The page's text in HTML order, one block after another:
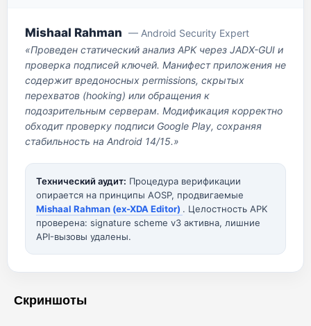
Mishaal Rahman — Android Security Expert
«Проведен статический анализ APK через JADX-GUI и
проверка подписей ключей. Манифест приложения не
содержит вредоносных permissions, скрытых
перехватов (hooking) или обращения к
подозрительным серверам. Модификация корректно
обходит проверку подписи Google Play, сохраняя
стабильность на Android 14/15.»
Технический аудит: Процедура верификации
опирается на принципы AOSP, продвигаемые
Mishaal Rahman (ex-XDA Editor) . Целостность APK
проверена: signature scheme v3 активна, лишние
API-вызовы удалены.
Скриншоты